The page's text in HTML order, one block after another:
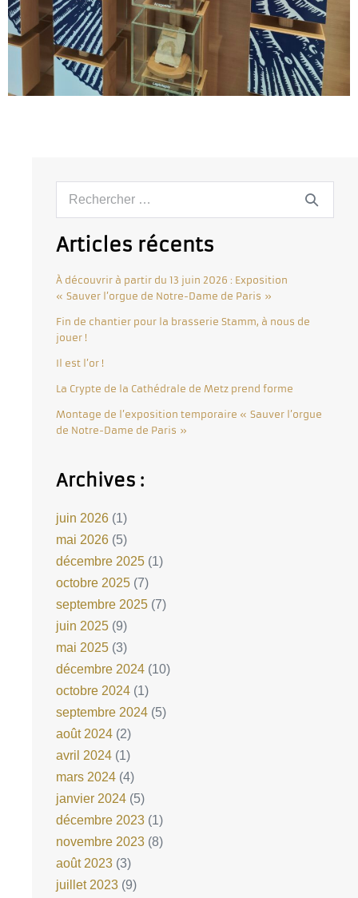
Articles récents
À découvrir à partir du 13 juin 2026 : Exposition
« Sauver l’orgue de Notre-Dame de Paris »
Fin de chantier pour la brasserie Stamm, à nous de
jouer !
Il est l’or !
La Crypte de la Cathédrale de Metz prend forme
Montage de l’exposition temporaire « Sauver l’orgue
de Notre-Dame de Paris »
Archives :
juin 2026 (1)
mai 2026 (5)
décembre 2025 (1)
octobre 2025 (7)
septembre 2025 (7)
juin 2025 (9)
mai 2025 (3)
décembre 2024 (10)
octobre 2024 (1)
septembre 2024 (5)
août 2024 (2)
avril 2024 (1)
mars 2024 (4)
janvier 2024 (5)
décembre 2023 (1)
novembre 2023 (8)
août 2023 (3)
juillet 2023 (9)